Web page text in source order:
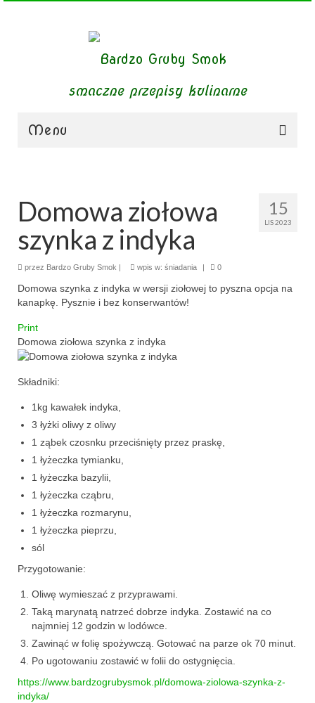
smaczne przepisy kulinarne
Menu
dania mięsne
dania mączne
jednogarnkowe
makaron i ryż
torty
ciasta
ciasteczka
muffinki
inne
pizze
śniadania
przekąski
zapiekanki
15
LIS 2023
Domowa ziołowa
szynka z indyka
przez Bardzo Gruby Smok | wpis w: śniadania | 0
Domowa szynka z indyka w wersji ziołowej to pyszna opcja na
kanapkę. Pysznie i bez konserwantów!
Print
Domowa ziołowa szynka z indyka
Składniki:
1kg kawałek indyka,
3 łyżki oliwy z oliwy
1 ząbek czosnku przeciśnięty przez praskę,
1 łyżeczka tymianku,
1 łyżeczka bazylii,
1 łyżeczka cząbru,
1 łyżeczka rozmarynu,
1 łyżeczka pieprzu,
sól
Przygotowanie:
Oliwę wymieszać z przyprawami.
Taką marynatą natrzeć dobrze indyka. Zostawić na co
najmniej 12 godzin w lodówce.
Zawinąć w folię spożywczą. Gotować na parze ok 70 minut.
Po ugotowaniu zostawić w folii do ostygnięcia.
https://www.bardzogrubysmok.pl/domowa-ziolowa-szynka-z-
indyka/